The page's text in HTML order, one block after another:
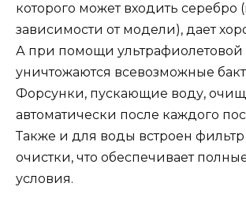
которого может входить серебро
зависимости от модели), дает
А при помощи ультрафиолетовой
уничтожаются всевозможные
Форсунки, пускающие воду,
автоматически после каждого
Также и для воды встроен фильтр
очистки, что обеспечивает
условия.